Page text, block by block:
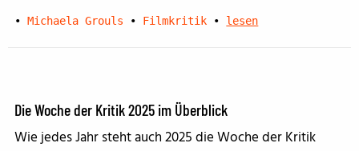
• Michaela Grouls • Filmkritik • lesen
Die Woche der Kritik 2025 im Überblick
Wie jedes Jahr steht auch 2025 die Woche der Kritik